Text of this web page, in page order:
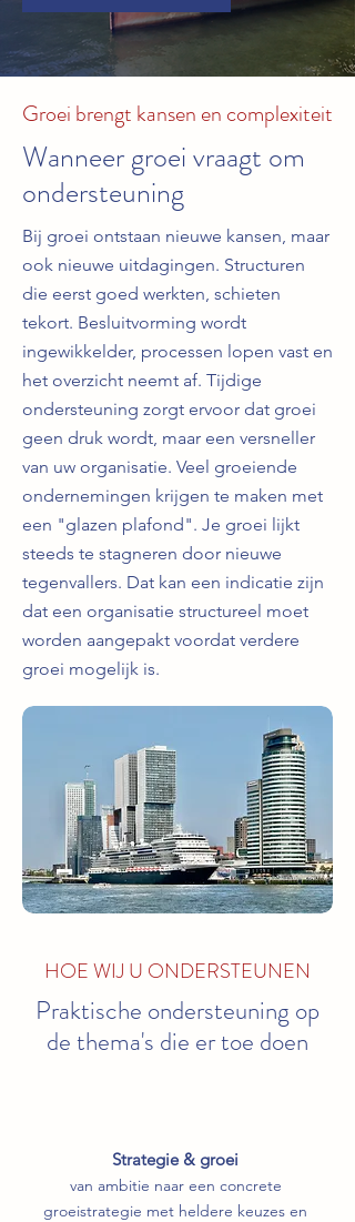
Groei brengt kansen en complexiteit
Wanneer groei vraagt om
ondersteuning
Bij groei ontstaan nieuwe kansen, maar
ook nieuwe uitdagingen. Structuren
die eerst goed werkten, schieten
tekort. Besluitvorming wordt
ingewikkelder, processen lopen vast en
het overzicht neemt af. Tijdige
ondersteuning zorgt ervoor dat groei
geen druk wordt, maar een versneller
van uw organisatie. Veel groeiende
ondernemingen krijgen te maken met
een "glazen plafond". Je groei lijkt
steeds te stagneren door nieuwe
tegenvallers. Dat kan een indicatie zijn
dat een organisatie structureel moet
worden aangepakt voordat verdere
groei mogelijk is.
HOE WIJ U ONDERSTEUNEN
Praktische ondersteuning op
de thema's die er toe doen
Strategie & groei
van ambitie naar een concrete
groeistrategie met heldere keuzes en